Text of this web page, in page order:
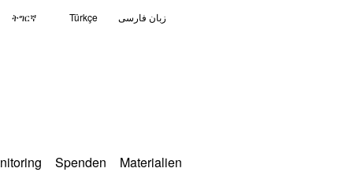
ትግርኛ Türkçe زبان فارسی
Spenden Materialien